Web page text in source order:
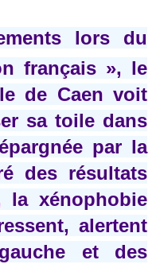
lors du
français », le
de Caen voit
sa toile dans
par la
des résultats
la xénophobie
alertent
et des